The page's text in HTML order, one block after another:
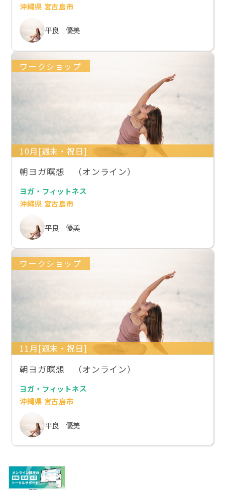
沖縄県 宮古島市
平良 優美
ワークショップ
10月[週末・祝日]
朝ヨガ瞑想 （オンライン）
ヨガ・フィットネス
沖縄県 宮古島市
平良 優美
ワークショップ
11月[週末・祝日]
朝ヨガ瞑想 （オンライン）
ヨガ・フィットネス
沖縄県 宮古島市
平良 優美